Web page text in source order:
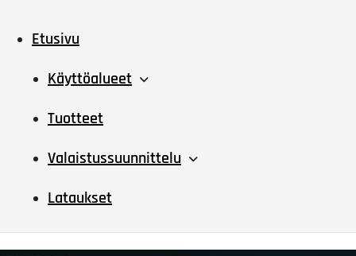
Etusivu
Käyttöalueet
Tuotteet
Valaistussuunnittelu
Lataukset